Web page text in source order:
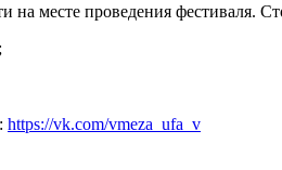
месте проведения фестиваля.
https://vk.com/vmeza_ufa_v